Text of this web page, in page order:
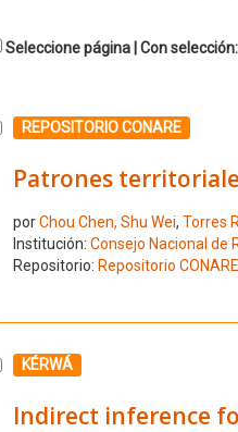
Seleccione página | Con selección:
Seleccione el número de resultado
REPOSITORIO CONARE
Patrones
porChou Chen, Shu Wei, Torres
Institución: Consejo Nacional de
Repositorio: Repositorio CONARE
Seleccione el número de resultado
KÉRWÁ
Indirect inference